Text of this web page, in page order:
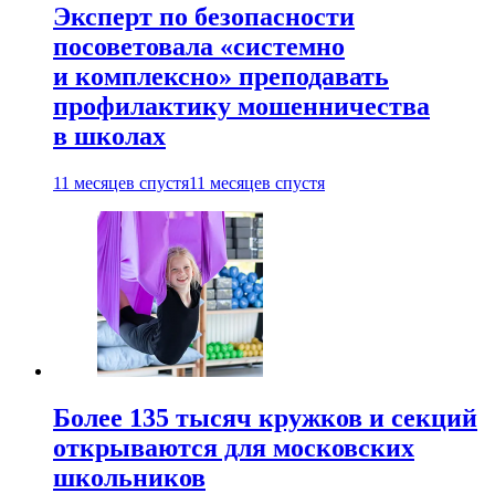
Эксперт по безопасности
посоветовала «системно
и комплексно» преподавать
профилактику мошенничества
в школах
11 месяцев спустя11 месяцев спустя
Более 135 тысяч кружков и секций
открываются для московских
школьников